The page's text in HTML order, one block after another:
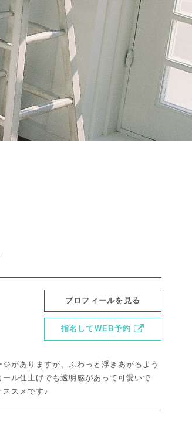
プロフィールを見る
指名してWEB予約
がありますが、ふわっと浮きあがるよう
ル仕上げでも透明感があって可愛いで
スメです♪